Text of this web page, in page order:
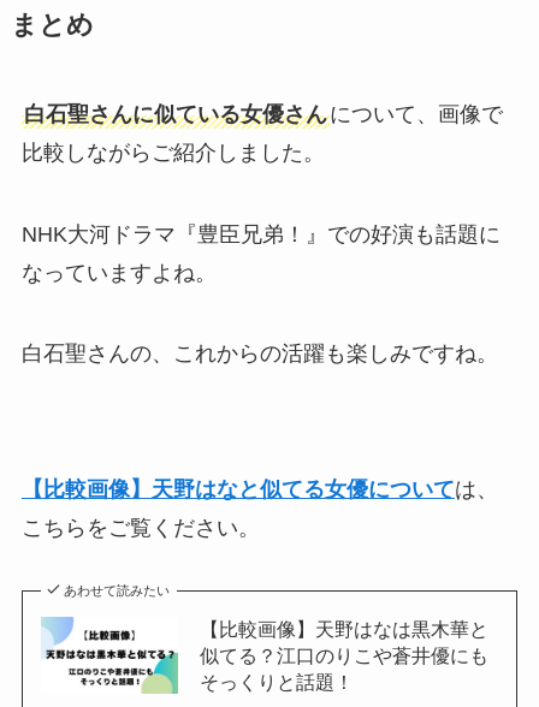
まとめ
白石聖さんに似ている女優さんについて、画像で
比較しながらご紹介しました。
NHK大河ドラマ『豊臣兄弟！』での好演も話題に
なっていますよね。
白石聖さんの、これからの活躍も楽しみですね。
【比較画像】天野はなと似てる女優については、
こちらをご覧ください。
あわせて読みたい
【比較画像】天野はなは黒木華と
似てる？江口のりこや蒼井優にも
そっくりと話題！